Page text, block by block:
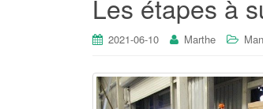
Les étapes à
2021-06-10 Marthe